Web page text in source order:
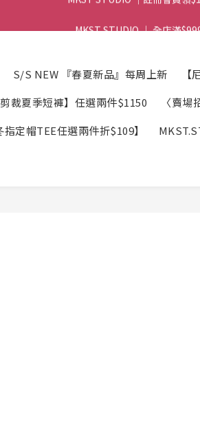
S/S NEW 『春夏新品』每周上新
【
裁夏季短褲】任選兩件$1150
〈賣
指定帽TEE任選兩件折$109】